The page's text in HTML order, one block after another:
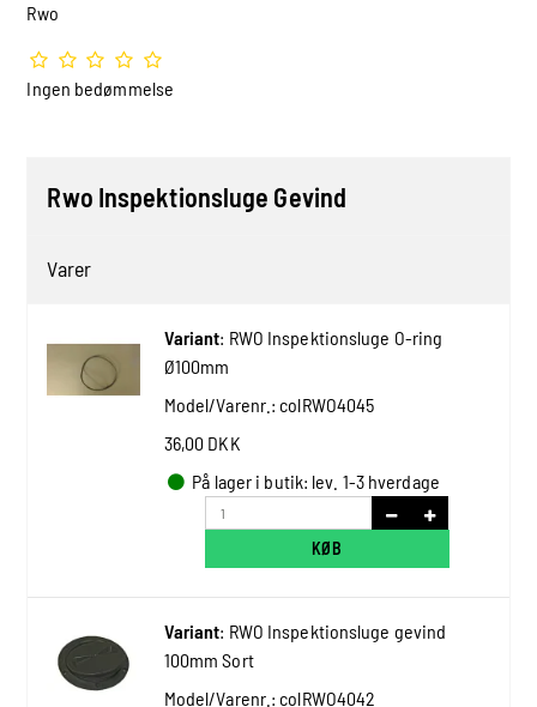
Rwo
Ingen bedømmelse
Rwo Inspektionsluge Gevind
Varer
Variant: RWO Inspektionsluge O-ring
Ø100mm
Model/Varenr.: colRWO4045
36,00 DKK
På lager i butik: lev. 1-3 hverdage
KØB
Variant: RWO Inspektionsluge gevind
100mm Sort
Model/Varenr.: colRWO4042